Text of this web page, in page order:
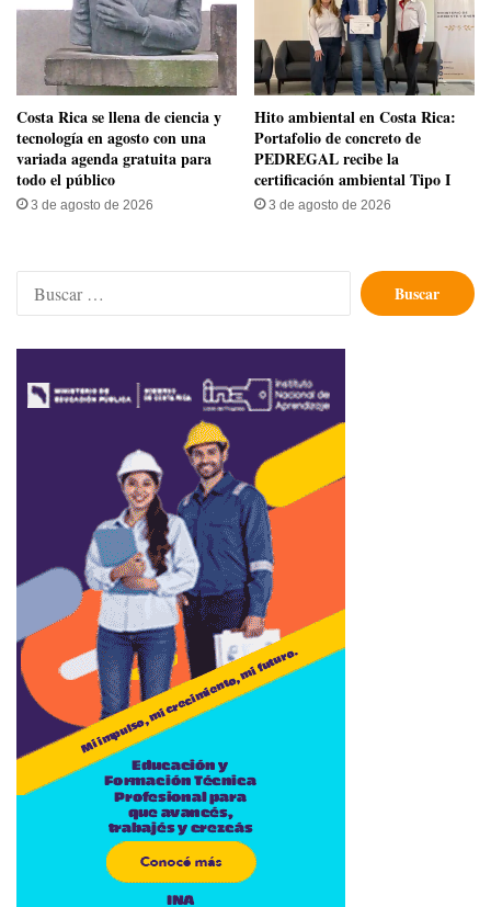
​Costa Rica se llena de ciencia y
tecnología en agosto con una
variada agenda gratuita para
todo el público
3 de agosto de 2026
Hito ambiental en Costa Rica:
Portafolio de concreto de
PEDREGAL recibe la
certificación ambiental Tipo I
3 de agosto de 2026
Buscar: